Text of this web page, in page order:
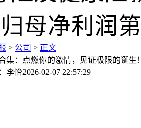
> 公司 > 正文
集：点燃你的激情，见证极限的诞生
李怡2026-02-07 22:57:29